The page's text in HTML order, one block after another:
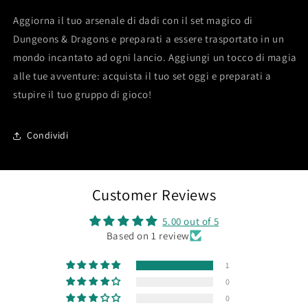
Aggiorna il tuo arsenale di dadi con il set magico di
Dungeons & Dragons e preparati a essere trasportato in un
mondo incantato ad ogni lancio. Aggiungi un tocco di magia
alle tue avventure: acquista il tuo set oggi e preparati a
stupire il tuo gruppo di gioco!
Condividi
Customer Reviews
5.00 out of 5
Based on 1 review
1
0
0